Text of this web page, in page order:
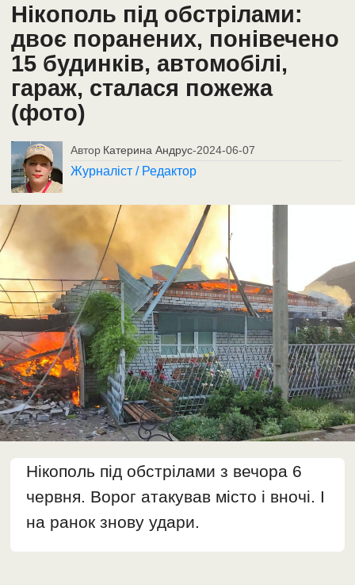
Нікополь під обстрілами:
двоє поранених, понівечено
15 будинків, автомобілі,
гараж, сталася пожежа
(фото)
Автор Катерина Андрус-2024-06-07
Журналіст / Редактор
Нікополь під обстрілами з вечора 6
червня. Ворог атакував місто і вночі. І
на ранок знову удари.